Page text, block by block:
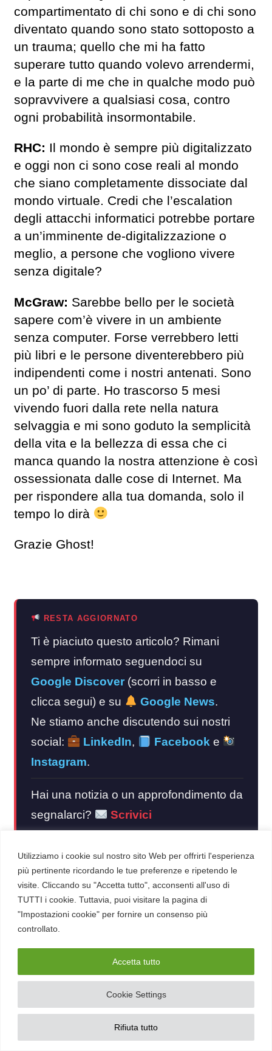
Utilizziamo i cookie sul nostro sito Web per offrirti l'esperienza
più pertinente ricordando le tue preferenze e ripetendo le
visite. Cliccando su "Accetta tutto", acconsenti all'uso di
TUTTI i cookie. Tuttavia, puoi visitare la pagina di
"Impostazioni cookie" per fornire un consenso più
controllato.
Cookie Settings
Rifiuta tutto
Accetta tutto
compartimentato di chi sono e di chi sono
diventato quando sono stato sottoposto a
un trauma; quello che mi ha fatto
superare tutto quando volevo arrendermi,
e la parte di me che in qualche modo può
sopravvivere a qualsiasi cosa, contro
ogni probabilità insormontabile.
RHC: Il mondo è sempre più digitalizzato
e oggi non ci sono cose reali al mondo
che siano completamente dissociate dal
mondo virtuale. Credi che l’escalation
degli attacchi informatici potrebbe portare
a un’imminente de-digitalizzazione o
meglio, a persone che vogliono vivere
senza digitale?
McGraw: Sarebbe bello per le società
sapere com’è vivere in un ambiente
senza computer. Forse verrebbero letti
più libri e le persone diventerebbero più
indipendenti come i nostri antenati. Sono
un po’ di parte. Ho trascorso 5 mesi
vivendo fuori dalla rete nella natura
selvaggia e mi sono goduto la semplicità
della vita e la bellezza di essa che ci
manca quando la nostra attenzione è così
ossessionata dalle cose di Internet. Ma
per rispondere alla tua domanda, solo il
tempo lo dirà
Grazie Ghost!
RESTA AGGIORNATO
Ti è piaciuto questo articolo? Rimani
sempre informato seguendoci su
Google Discover (scorri in basso e
clicca segui) e su
Google News.
Ne stiamo anche discutendo sui nostri
social:
LinkedIn, Facebook e
Instagram.
Hai una notizia o un approfondimento da
segnalarci?
Scrivici